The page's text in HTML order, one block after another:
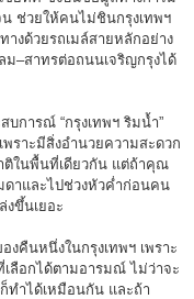
น ช่วยให้คนไม่ชินกรุงเทพฯ
างด้วยรถเมล์สายหลักอย่าง
ม–สาทรต่อถนนเจริญกรุงได้
การณ์ “กรุงเทพฯ ริมน้ำ”
พราะมีสิ่งอำนวยความสะดวก
ติในพื้นที่เดียวกัน แต่ถ้าคุณ
ดาและไปช่วงหัวค่ำก่อนคน
งขึ้นเยอะ
งคืนหนึ่งในกรุงเทพฯ เพราะ
ลือกได้ตามอารมณ์ ไม่ว่าจะ
ทำได้เหมือนกัน และถ้า